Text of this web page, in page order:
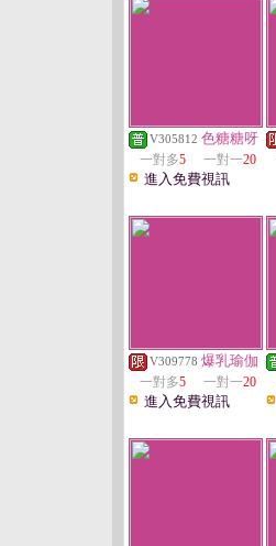
V305812 色糖糖呀
一對多5 一對一20
進入免費視訊
V309778 爆乳瑜伽
一對多5 一對一20
進入免費視訊